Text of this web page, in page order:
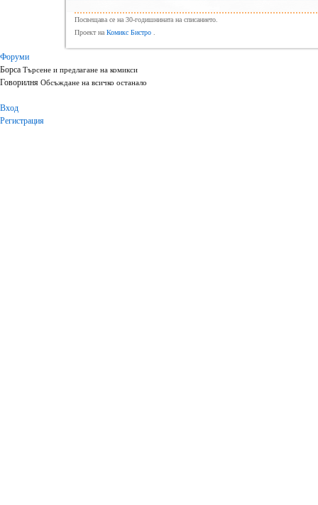
Посвещава се на 30-годишнината на списанието.
Проект на Комикс Бистро .
Форуми
Борса Търсене и предлагане на комикси
Говорилня Обсъждане на всичко останало
Вход
Регистрация